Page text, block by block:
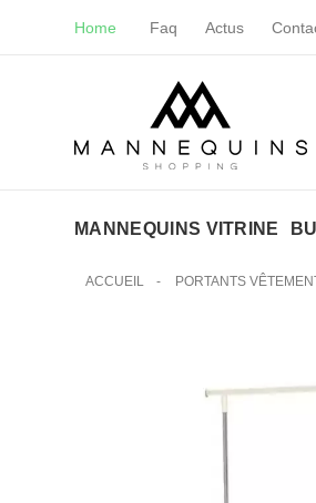
Home Faq Actus
MANNEQUINS VITRINE
ACCUEIL - PORTANTS